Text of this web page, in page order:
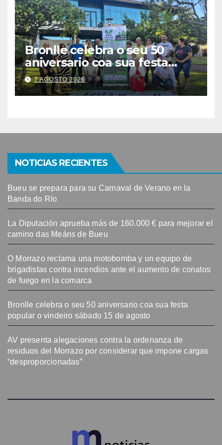
Bronlle celebra o seu 50
aniversario coa sua festa
popular o vindeiro sábado 15
de agosto
7 AGOSTO 2026
NOTICIAS RECIENTES
Bueu se prepara para su Carnaval de Verano en la
Banda do Río
La Diputación aprueba más de 160.000 € para mejorar el
camino das Meáns de Bueu
O Morrazo reclama una motobomba y un equipo de
brigadistas contra incendios ante el aumento de conatos
de fuego en la comarca
Bronlle celebra o seu 50 aniversario coa sua festa
popular o vindeiro sábado 15 de agosto
AV presenta alegaciones contra la ordenanza de
residuos del Morrazo por considerar que impone cargas
“desproporcionadas”